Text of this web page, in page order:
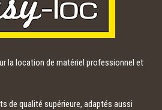
la location de matériel professionnel et
de qualité supérieure, adaptés aussi